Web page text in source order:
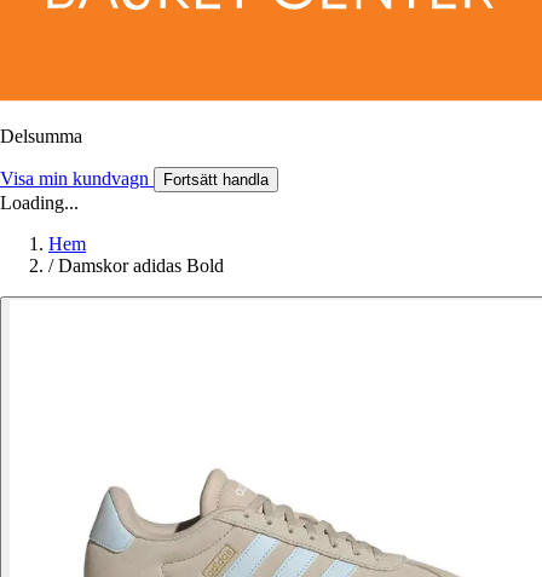
Delsumma
Visa min kundvagn Fortsätt handla
Loading...
Hem
/ Damskor adidas Bold